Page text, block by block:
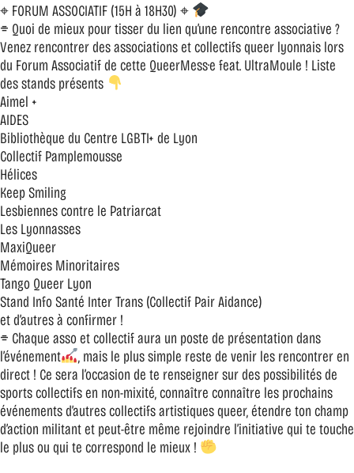
⌖ FORUM ASSOCIATIF (15H à 18H30) ⌖
⌯ Quoi de mieux pour tisser du lien qu’une rencontre associative ?
Venez rencontrer des associations et collectifs queer lyonnais lors
du Forum Associatif de cette QueerMess·e feat. UltraMoule ! Liste
des stands présents
Aimel +
AIDES
Bibliothèque du Centre LGBTI+ de Lyon
Collectif Pamplemousse
Hélices
Keep Smiling
Lesbiennes contre le Patriarcat
Les Lyonnasses
MaxiQueer
Mémoires Minoritaires
Tango Queer Lyon
Stand Info Santé Inter Trans (Collectif Pair Aidance)
et d’autres à confirmer !
⌯ Chaque asso et collectif aura un poste de présentation dans
l’événement
, mais le plus simple reste de venir les rencontrer en
direct ! Ce sera l’occasion de te renseigner sur des possibilités de
sports collectifs en non-mixité, connaître connaître les prochains
événements d’autres collectifs artistiques queer, étendre ton champ
d’action militant et peut-être même rejoindre l’initiative qui te touche
le plus ou qui te correspond le mieux !